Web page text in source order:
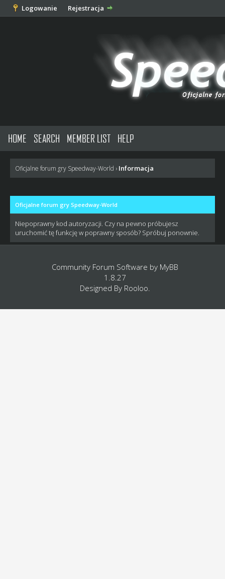
Logowanie Rejestracja
HOME SEARCH MEMBER LIST HELP
Oficjalne forum gry Speedway-World › Informacja
Oficjalne forum gry Speedway-World
Niepoprawny kod autoryzacji. Czy na pewno próbujesz
uruchomić tę funkcję w poprawny sposób? Spróbuj ponownie.
Community Forum Software by MyBB
1.8.27
Designed By Rooloo.